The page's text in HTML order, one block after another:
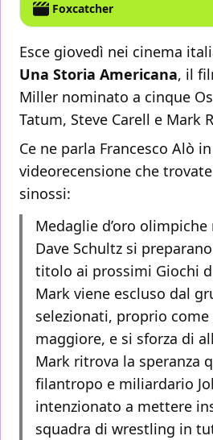
Foxcatcher
Esce giovedì nei cinema
Una Storia Americana, il
Miller nominato a cinque
Tatum, Steve Carell e Mark
Ce ne parla Francesco Alò
videorecensione che
sinossi:
Medaglie d’oro
Dave Schultz si
titolo ai prossimi Giochi
Mark viene escluso dal
selezionati, proprio
maggiore, e si sforza di
Mark ritrova la speranza
filantropo e miliardario
intenzionato a mettere
squadra di wrestling in